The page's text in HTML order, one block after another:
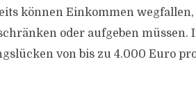
können Einkommen
oder aufgeben müssen.
von bis zu 4.000 Euro